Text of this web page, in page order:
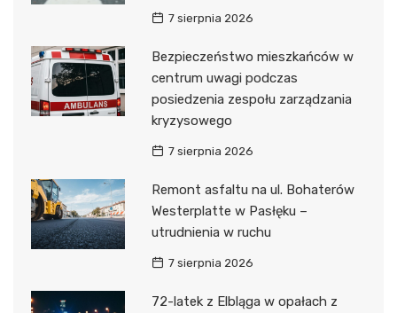
7 sierpnia 2026
Bezpieczeństwo mieszkańców w
centrum uwagi podczas
posiedzenia zespołu zarządzania
kryzysowego
7 sierpnia 2026
Remont asfaltu na ul. Bohaterów
Westerplatte w Pasłęku –
utrudnienia w ruchu
7 sierpnia 2026
72-latek z Elbląga w opałach z